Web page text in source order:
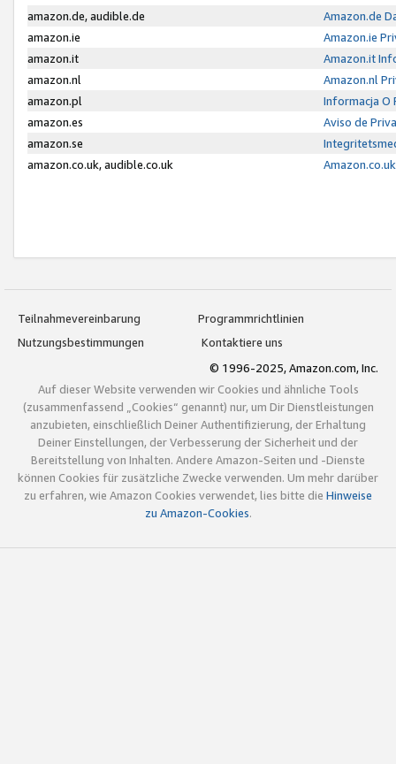
amazon.de, audible.de
Amazon.de
amazon.ie
Amazon.ie
amazon.it
Amazon.it
amazon.nl
Amazon.nl
amazon.pl
Informacja O
amazon.es
Aviso de
amazon.se
amazon.co.uk, audible.co.uk
Teilnahmevereinbarung
Programmrichtlinien
Nutzungsbestimmungen
Kontaktiere uns
© 1996-2025, Amazon.com, Inc.
Auf dieser Website verwenden wir Cookies und ähnliche Tools
(zusammenfassend „Cookies“ genannt) nur, um Dir Dienstleistungen
anzubieten, einschließlich Deiner Authentifizierung, der Erhaltung
Deiner Einstellungen, der Verbesserung der Sicherheit und der
Bereitstellung von Inhalten. Andere Amazon-Seiten und -Dienste
können Cookies für zusätzliche Zwecke verwenden. Um mehr darüber
zu erfahren, wie Amazon Cookies verwendet, lies bitte die Hinweise
zu Amazon-Cookies.